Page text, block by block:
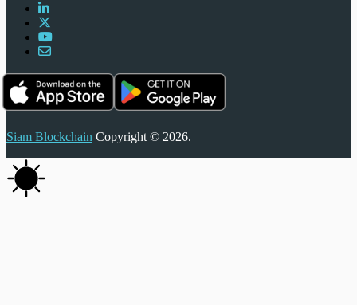
Siam Blockchain Copyright © 2026.